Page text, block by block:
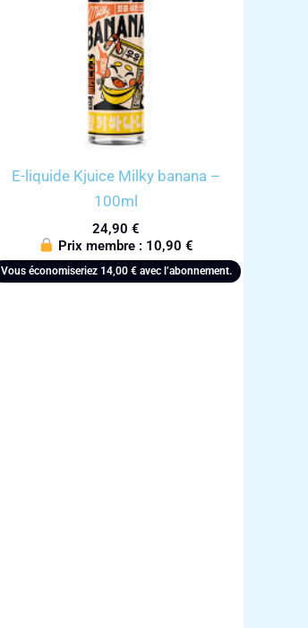
E-liquide Kjuice Milky banana –
100ml
24,90 €
Prix membre : 10,90 €
Vous économiseriez 14,00 €avec l’abonnement.